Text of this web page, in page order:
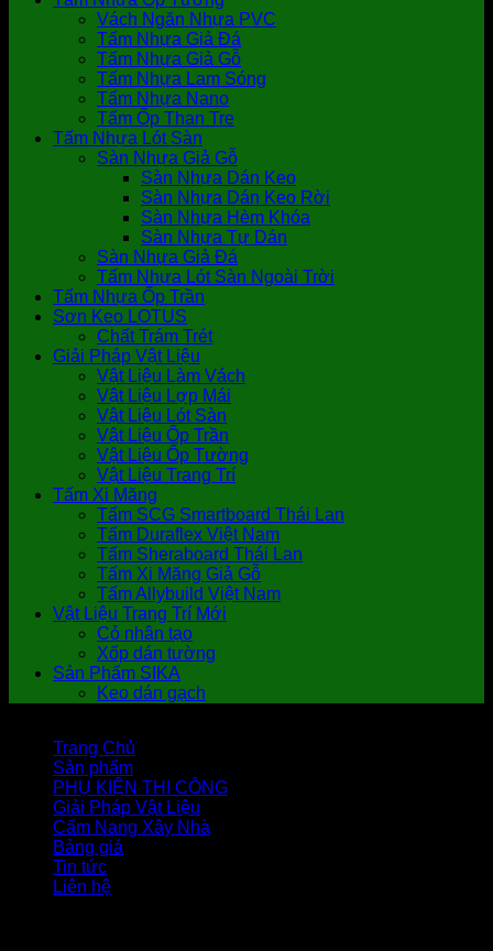
Vách Ngăn Nhựa PVC
Tấm Nhựa Giả Đá
Tấm Nhựa Giả Gỗ
Tấm Nhựa Lam Sóng
Tấm Nhựa Nano
Tấm Ốp Than Tre
Tấm Nhựa Lót Sàn
Sàn Nhựa Giả Gỗ
Sàn Nhựa Dán Keo
Sàn Nhựa Dán Keo Rời
Sàn Nhựa Hèm Khóa
Sàn Nhựa Tự Dán
Sàn Nhựa Giả Đá
Tấm Nhựa Lót Sàn Ngoài Trời
Tấm Nhựa Ốp Trần
Sơn Keo LOTUS
Chất Trám Trét
Giải Pháp Vật Liệu
Vật Liệu Làm Vách
Vật Liệu Lợp Mái
Vật Liệu Lót Sàn
Vật Liệu Ốp Trần
Vật Liệu Ốp Tường
Vật Liệu Trang Trí
Tấm Xi Măng
Tấm SCG Smartboard Thái Lan
Tấm Duraflex Việt Nam
Tấm Sheraboard Thái Lan
Tấm Xi Măng Giả Gỗ
Tấm Allybuild Việt Nam
Vật Liệu Trang Trí Mới
Cỏ nhân tạo
Xốp dán tường
Sản Phẩm SIKA
Keo dán gạch
Trang Chủ
Sản phẩm
PHỤ KIỆN THI CÔNG
Giải Pháp Vật Liệu
Cẩm Nang Xây Nhà
Bảng giá
Tin tức
Liên hệ